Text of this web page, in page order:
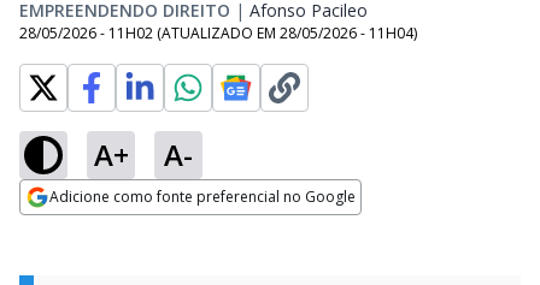
EMPREENDENDO DIREITO | Afonso Pacileo
28/05/2026 - 11H02 (ATUALIZADO EM 28/05/2026 - 11H04)
A+ A-
Adicione como fonte preferencial no Google